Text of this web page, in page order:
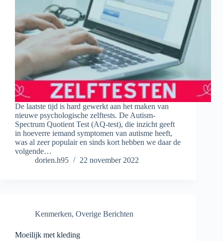
De laatste tijd is hard gewerkt aan het maken van
nieuwe psychologische zelftests. De Autism-
Spectrum Quotient Test (AQ-test), die inzicht geeft
in hoeverre iemand symptomen van autisme heeft,
was al zeer populair en sinds kort hebben we daar de
volgende…
dorien.h95
22 november 2022
Kenmerken, Overige Berichten
Moeilijk met kleding